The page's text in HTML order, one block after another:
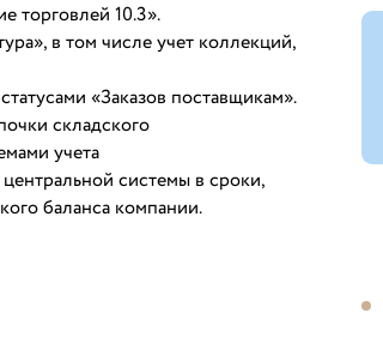
торговлей 10.3».
в том числе учет коллекций,
«Заказов поставщикам».
складского
учета
системы в сроки,
баланса компании.